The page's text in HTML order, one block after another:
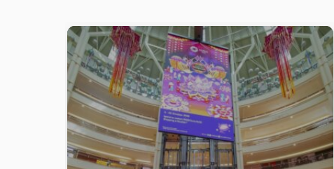
LATEST
STORIES